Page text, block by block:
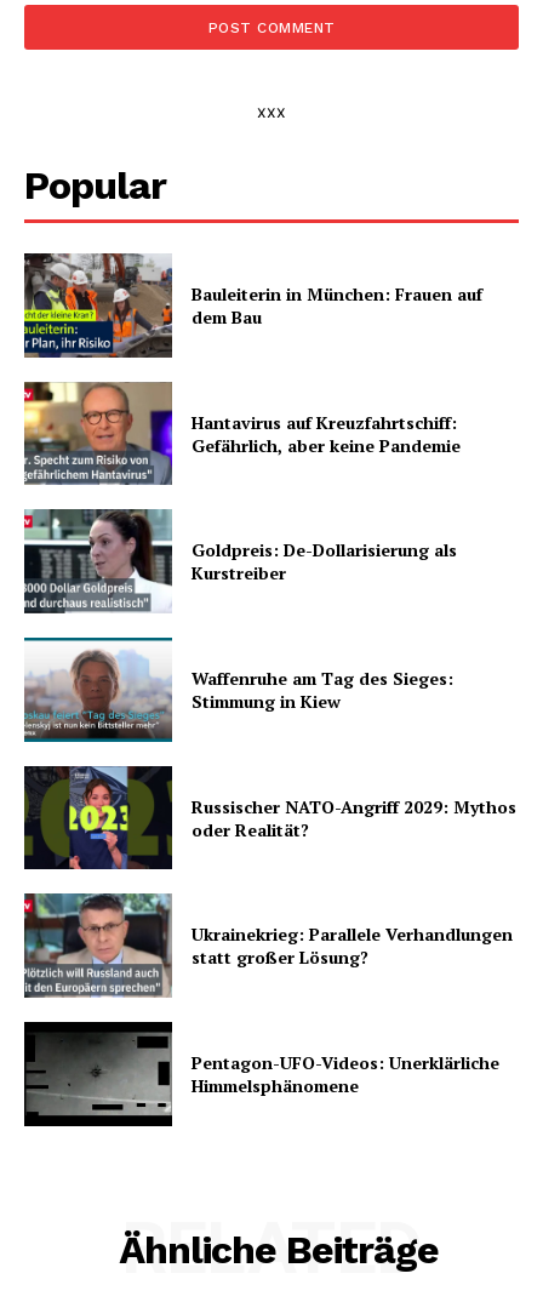
xxx
Popular
Bauleiterin in München: Frauen auf
dem Bau
Hantavirus auf Kreuzfahrtschiff:
Gefährlich, aber keine Pandemie
Goldpreis: De-Dollarisierung als
Kurstreiber
Waffenruhe am Tag des Sieges:
Stimmung in Kiew
Russischer NATO-Angriff 2029: Mythos
oder Realität?
Ukrainekrieg: Parallele Verhandlungen
statt großer Lösung?
Pentagon-UFO-Videos: Unerklärliche
Himmelsphänomene
Ähnliche Beiträge
RELATED